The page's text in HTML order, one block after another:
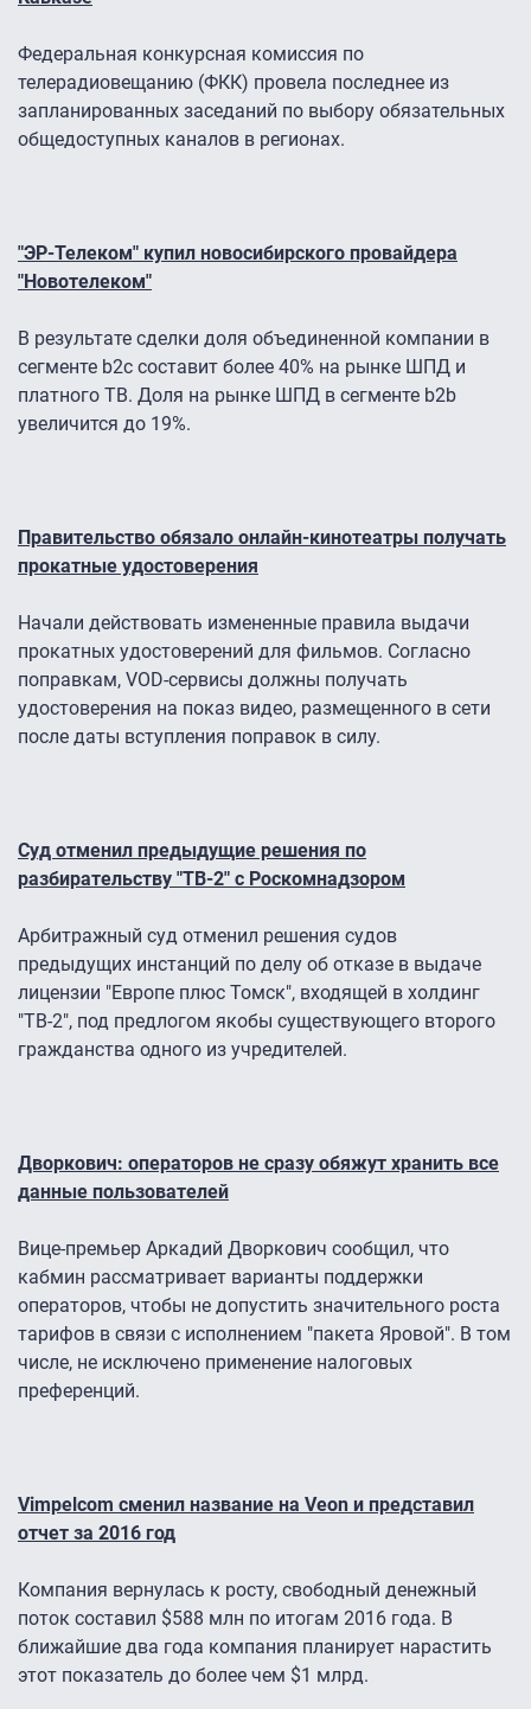
Федеральная конкурсная комиссия по
телерадиовещанию (ФКК) провела последнее из
запланированных заседаний по выбору обязательных
общедоступных каналов в регионах.
"ЭР-Телеком" купил новосибирского провайдера
"Новотелеком"
В результате сделки доля объединенной компании в
сегменте b2c составит более 40% на рынке ШПД и
платного ТВ. Доля на рынке ШПД в сегменте b2b
увеличится до 19%.
Правительство обязало онлайн-кинотеатры получать
прокатные удостоверения
Начали действовать измененные правила выдачи
прокатных удостоверений для фильмов. Согласно
поправкам, VOD-сервисы должны получать
удостоверения на показ видео, размещенного в сети
после даты вступления поправок в силу.
Суд отменил предыдущие решения по
разбирательству "ТВ-2" с Роскомнадзором
Арбитражный суд отменил решения судов
предыдущих инстанций по делу об отказе в выдаче
лицензии "Европе плюс Томск", входящей в холдинг
"ТВ-2", под предлогом якобы существующего второго
гражданства одного из учредителей.
Дворкович: операторов не сразу обяжут хранить все
данные пользователей
Вице-премьер Аркадий Дворкович сообщил, что
кабмин рассматривает варианты поддержки
операторов, чтобы не допустить значительного роста
тарифов в связи с исполнением "пакета Яровой". В том
числе, не исключено применение налоговых
преференций.
Vimpelcom сменил название на Veon и представил
отчет за 2016 год
Компания вернулась к росту, свободный денежный
поток составил $588 млн по итогам 2016 года. В
ближайшие два года компания планирует нарастить
этот показатель до более чем $1 млрд.